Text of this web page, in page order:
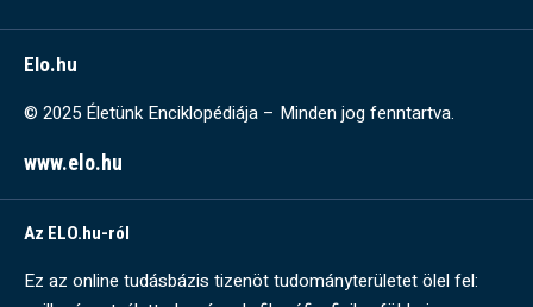
Elo.hu
© 2025 Életünk Enciklopédiája – Minden jog fenntartva.
www.elo.hu
Az ELO.hu-ról
Ez az online tudásbázis tizenöt tudományterületet ölel fel: